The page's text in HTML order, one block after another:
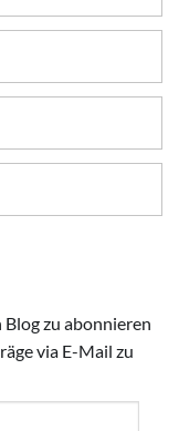
zu abonnieren
via E-Mail zu